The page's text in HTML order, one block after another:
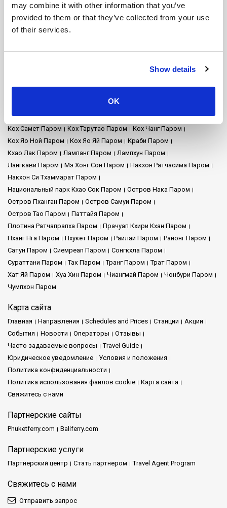
may combine it with other information that you’ve
provided to them or that they’ve collected from your use
of their services.
Show details
OK
Аэропорт Самуи Паром
Аэропорт Суварнабхуми Паром
Аэропорт Сураттхани Паром
Аюттхая Паром
Бангкок Паром
Город Накхон Си Тхаммарат Паром
Кох Джум Паром
Кох Нанг Юань Паром
Кох Нгай Паром
Кох Пу Паром
Кох Пхи Пхи Паром
Кох Самет Паром
Кох Тарутао Паром
Кох Чанг Паром
Кох Яо Ной Паром
Кох Яо Яй Паром
Краби Паром
Кхао Лак Паром
Лампанг Паром
Лампхун Паром
Лангкави Паром
Мэ Хонг Сон Паром
Накхон Ратчасима Паром
Накхон Си Тхаммарат Паром
Национальный парк Кхао Сок Паром
Остров Нака Паром
Остров Пханган Паром
Остров Самуи Паром
Остров Тао Паром
Паттайя Паром
Плотина Ратчапрапха Паром
Прачуап Кхири Кхан Паром
Пханг Нга Паром
Пхукет Паром Райлай Паром
Районг Паром
Сатун Паром
Сиемреап Паром
Сонгкхла Паром
Сураттани Паром
Так Паром Транг Паром
Трат Паром
Хат Яй Паром
Хуа Хин Паром Чиангмай Паром
Чонбури Паром
Чумпхон Паром
Карта сайта
Главная Направления Schedules and Prices Cтанции
Акции
События
Новости Операторы
Отзывы
Часто задаваемые вопросы
Travel Guide
Юридическое уведомление
Условия и положения
Политика конфиденциальности
Политика использования файлов cookie
Карта сайта
Свяжитесь с нами
Партнерские сайты
Phuketferry.com Baliferry.com
Партнерские услуги
Партнерский центр Стать партнером Travel Agent Program
Свяжитесь с нами
Отправить запрос